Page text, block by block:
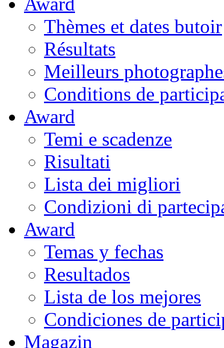
Thèmes et dates butoir
Résultats
Meilleurs
Conditions de
Award
Temi e scadenze
Risultati
Lista dei migliori
Condizioni di
Award
Temas y fechas
Resultados
Lista de los mejores
Condiciones de
Magazin